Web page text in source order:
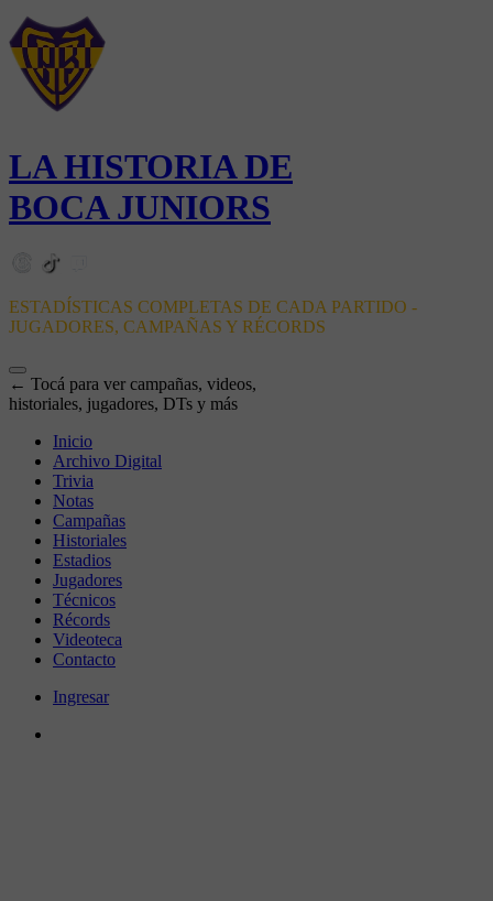
LA HISTORIA DE
BOCA JUNIORS
ESTADÍSTICAS COMPLETAS DE CADA PARTIDO -
JUGADORES, CAMPAÑAS Y RÉCORDS
← Tocá para ver campañas, videos,
historiales, jugadores, DTs y más
Inicio
Archivo Digital
Trivia
Notas
Campañas
Historiales
Estadios
Jugadores
Técnicos
Récords
Videoteca
Contacto
Ingresar